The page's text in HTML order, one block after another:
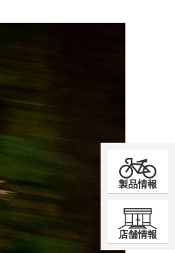
製品情報
店舗情報